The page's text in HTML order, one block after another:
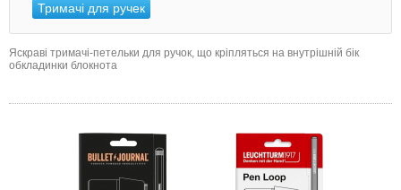
Тримачі для ручек
Яскраві тримачі-петельки для ручок, що кріпляться на внутрішній бік
обкладинки блокнота